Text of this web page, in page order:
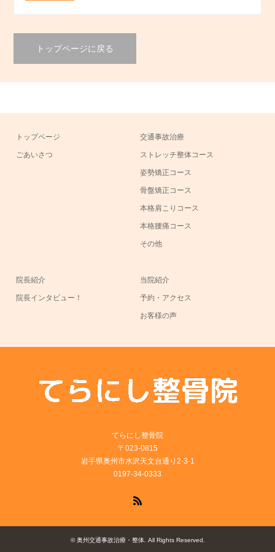
トップページに戻る
トップページ
ごあいさつ
交通事故治療
ストレッチ整体コース
姿勢矯正コース
骨盤矯正コース
本格肩こりコース
本格腰痛コース
その他
院長紹介
院長インタビュー！
当院紹介
予約・アクセス
お客様の声
てらにし整骨院
〒023-0815
岩手県奥州市水沢天文台通り2-3-1
0197-34-0333
©奥州交通事故治療・整体. All Rights Reserved.